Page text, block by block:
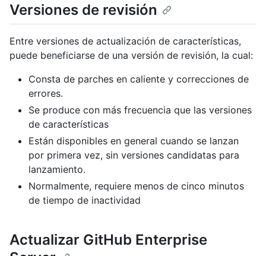
Versiones de revisión
Entre versiones de actualización de características,
puede beneficiarse de una versión de revisión, la cual:
Consta de parches en caliente y correcciones de
errores.
Se produce con más frecuencia que las versiones
de características
Están disponibles en general cuando se lanzan
por primera vez, sin versiones candidatas para
lanzamiento.
Normalmente, requiere menos de cinco minutos
de tiempo de inactividad
Actualizar GitHub Enterprise